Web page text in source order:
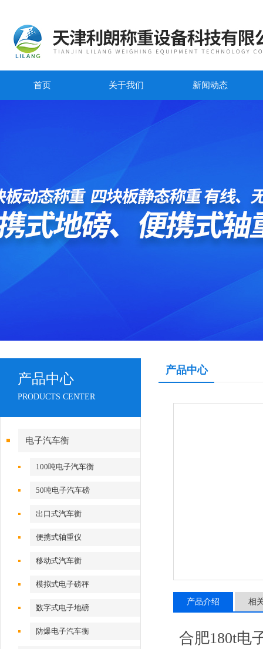
首页 关于我们 新闻动态
产品中心
PRODUCTS CENTER
电子汽车衡
100吨电子汽车衡
50吨电子汽车磅
出口式汽车衡
便携式轴重仪
移动式汽车衡
模拟式电子磅秤
数字式电子地磅
防爆电子汽车衡
产品中心
产品介绍 相
合肥180t电